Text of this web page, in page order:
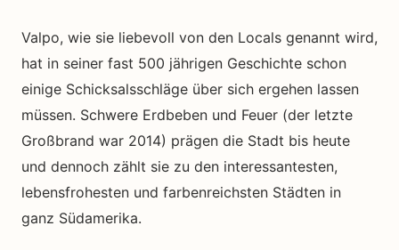
Valpo, wie sie liebevoll von den Locals genannt wird,
hat in seiner fast 500 jährigen Geschichte schon
einige Schicksalsschläge über sich ergehen lassen
müssen. Schwere Erdbeben und Feuer (der letzte
Großbrand war 2014) prägen die Stadt bis heute
und dennoch zählt sie zu den interessantesten,
lebensfrohesten und farbenreichsten Städten in
ganz Südamerika.